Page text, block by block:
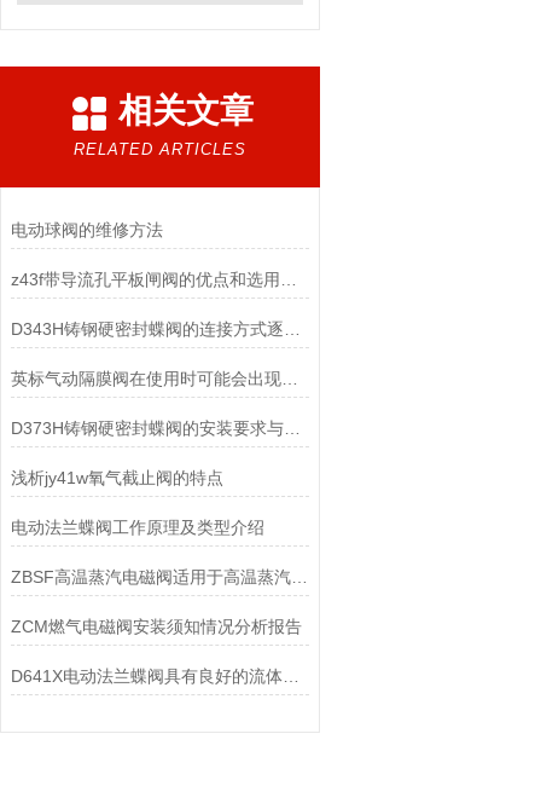
相关文章
RELATED ARTICLES
电动球阀的维修方法
英标气动隔膜阀在使用时可能会出现哪些故障？
D373H铸钢硬密封蝶阀的安装要求与维护保养
浅析jy41w氧气截止阀的特点
电动法兰蝶阀工作原理及类型介绍
ZBSF高温蒸汽电磁阀适用于高温蒸汽在管道系统中的控制
ZCM燃气电磁阀安装须知情况分析报告
D641X电动法兰蝶阀具有良好的流体控制特性和关闭密封性能